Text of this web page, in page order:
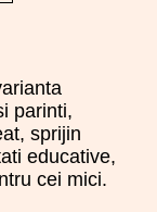
parinti,
sprijin
educative,
cei mici.